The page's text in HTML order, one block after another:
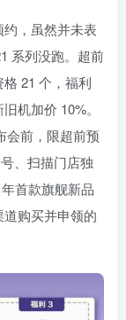
，虽然并未表
系列没跑。超前
21 个，福利
机加价 10%。
会前，限超前预
、扫描门店独
首款旗舰新品
购买并申领的